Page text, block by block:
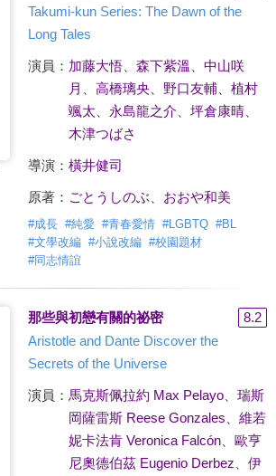
Takumi-kun Series: The Dawn of the
Long Tales
演員： 加藤大悟、 森下紫溫
中山咲
月
高橋璃央、 野口友輔、 植村
颯太
永島龍之介 坪倉康晴、
木津つばさ
導演： 橫井健司
原著： ごとうしのぶ おおや和美
#成長 #純愛 #青春愛情 #LGBTQ #BL
#文學改編 #小說改編 #校園題材
#同志情誼
那些與初戀有關的祕密
8.2
Aristotle and Dante Discover the
Secrets of the Universe
演員： 馬克斯佩拉約 Max Pelayo、 瑞斯
岡薩雷斯 Reese Gonzales
維若
妮卡法肯 Veronica Falcón、 歐亨
尼奧德伯茲 Eugenio Derbez
伊